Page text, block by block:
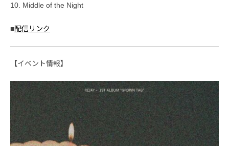
10. Middle of the Night
■配信リンク
【イベント情報】